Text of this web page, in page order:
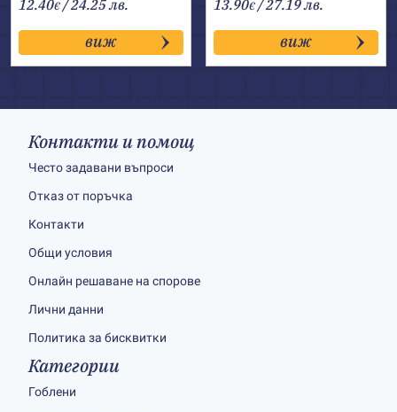
12.40€ / 24.25 лв.
виж
13.90€ / 27.19 лв.
виж
Контакти и помощ
Често задавани въпроси
Отказ от поръчка
Контакти
Общи условия
Онлайн решаване на спорове
Лични данни
Политика за бисквитки
Категории
Гоблени